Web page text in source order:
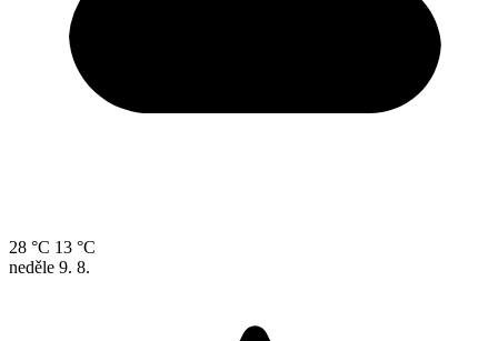
28 °C 13 °C
neděle 9. 8.